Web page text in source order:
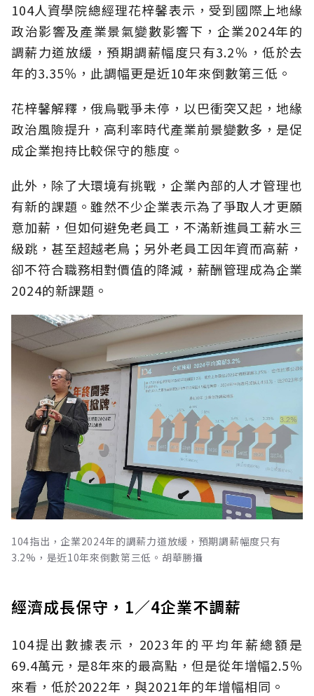
104人資學院總經理花梓馨表示，受到國際上地緣
政治影響及產業景氣變數影響下，企業2024年的
調薪力道放緩，預期調薪幅度只有3.2％，低於去
年的3.35％，此調幅更是近10年來倒數第三低。
花梓馨解釋，俄烏戰爭未停，以巴衝突又起，地緣
政治風險提升，高利率時代產業前景變數多，是促
成企業抱持比較保守的態度。
此外，除了大環境有挑戰，企業內部的人才管理也
有新的課題。雖然不少企業表示為了爭取人才更願
意加薪，但如何避免老員工，不滿新進員工薪水三
級跳，甚至超越老鳥；另外老員工因年資而高薪，
卻不符合職務相對價值的降減，薪酬管理成為企業
2024的新課題。
104指出，企業2024年的調薪力道放緩，預期調薪幅度只有
3.2%，是近10年來倒數第三低。胡華勝攝
經濟成長保守，1／4企業不調薪
104提出數據表示，2023年的平均年薪總額是
69.4萬元，是8年來的最高點，但是從年增幅2.5％
來看，低於2022年，與2021年的年增幅相同。